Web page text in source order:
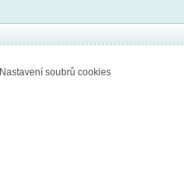
Nastavení soubrů cookies